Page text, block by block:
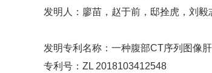
发明人：廖苗，赵于前，邸拴虎，刘毅
发明专利名称：一种腹部CT序列图像
专利号：ZL 2018103412548